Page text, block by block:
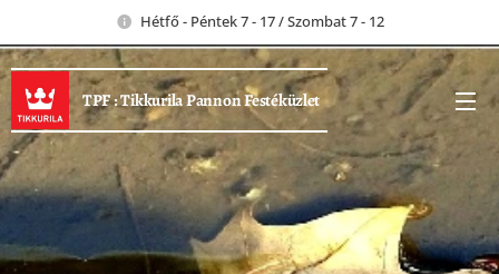
Hétfő - Péntek 7 - 17 / Szombat 7 - 12
TPF : Tikkurila Pannon Festéküzlet